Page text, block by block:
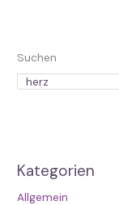
Suchen
Kategorien
Allgemein